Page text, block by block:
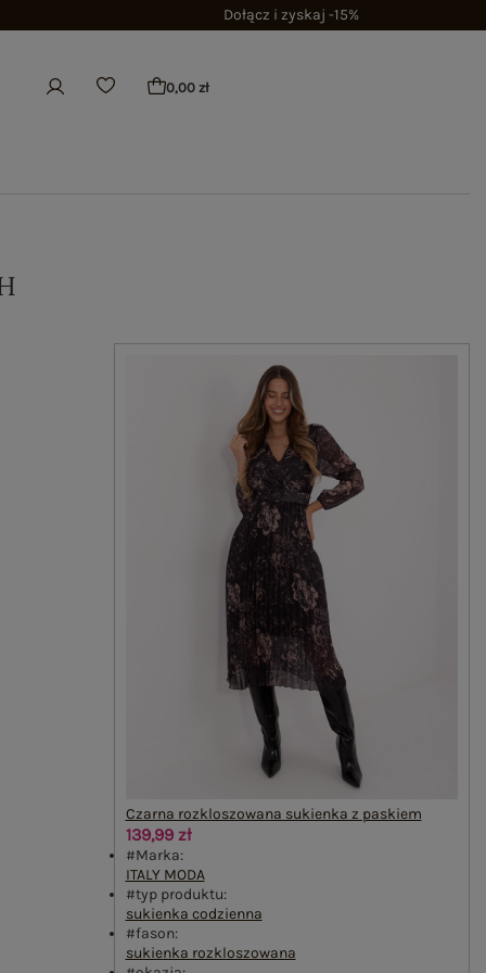
Dołącz i zyskaj -15%
0,00 zł
Czarna rozkloszowana sukienka z paskiem
139,99 zł
#Marka:
ITALY MODA
#typ produktu:
sukienka codzienna
#fason:
sukienka rozkloszowana